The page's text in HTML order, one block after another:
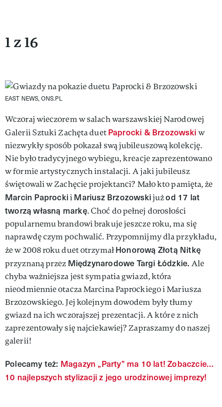
1 z 16
EAST NEWS, ONS.PL
Wczoraj wieczorem w salach warszawskiej Narodowej
Galerii Sztuki Zachęta duetPaprocki & Brzozowskiw
niezwykły sposób pokazał swą jubileuszową kolekcję.
Nie było tradycyjnego wybiegu, kreacje zaprezentowano
w formie artystycznych instalacji. A jaki jubileusz
świętowali w Zachęcie projektanci? Mało kto pamięta, że
Marcin PaprockiiMariusz Brzozowskijużod 17 lat
tworzą własną markę. Choć do pełnej dorosłości
popularnemu brandowi brakuje jeszcze roku, ma się
naprawdę czym pochwalić. Przypomnijmy dla przykładu,
że w 2008 roku duet otrzymałHonorową Złotą Nitkę
przyznaną przez Międzynarodowe Targi Łódzkie. Ale
chyba ważniejsza jest sympatia gwiazd, która
nieodmiennie otacza Marcina Paprockiego i Mariusza
Brzozowskiego. Jej kolejnym dowodem były tłumy
gwiazd na ich wczorajszej prezentacji. A które z nich
zaprezentowały się najciekawiej? Zapraszamy do naszej
galerii!
Polecamy też: Magazyn „Party” ma 10 lat! Zobaczcie…
10 najlepszych stylizacji z jego urodzinowej imprezy!